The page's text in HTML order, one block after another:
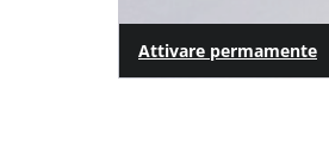
Attivare permamente